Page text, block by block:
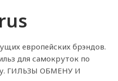
европейских брэндов.
для самокруток по
ГИЛЬЗЫ ОБМЕНУ И